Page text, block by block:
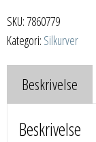
SKU: 7860779
Kategori: Silkurver
Beskrivelse
Beskrivelse